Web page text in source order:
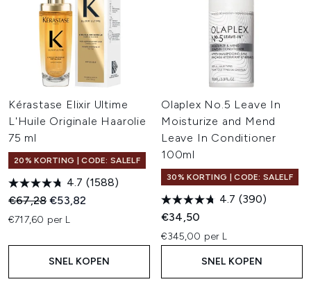
Kérastase Elixir Ultime
L'Huile Originale Haarolie
75 ml
20% KORTING | CODE: SALELF
4.7 (1588)
Recommended Retail Price:
€67,28Huidige prijs:
€53,82
€717,60 per L
SNEL KOPEN
Olaplex No.5 Leave In
Moisturize and Mend
Leave In Conditioner
100ml
30% KORTING | CODE: SALELF
4.7 (390)
€34,50
€345,00 per L
SNEL KOPEN